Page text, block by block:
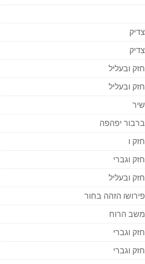
צדיק
צדיק
חזק ובעליל
חזק ובעליל
שיר
ברבור יפהפה
חזק ו
חזק וגברי
חזק ובעליל
פירושו הזהה בחור
משב הרוח
חזק וגברי
חזק וגברי